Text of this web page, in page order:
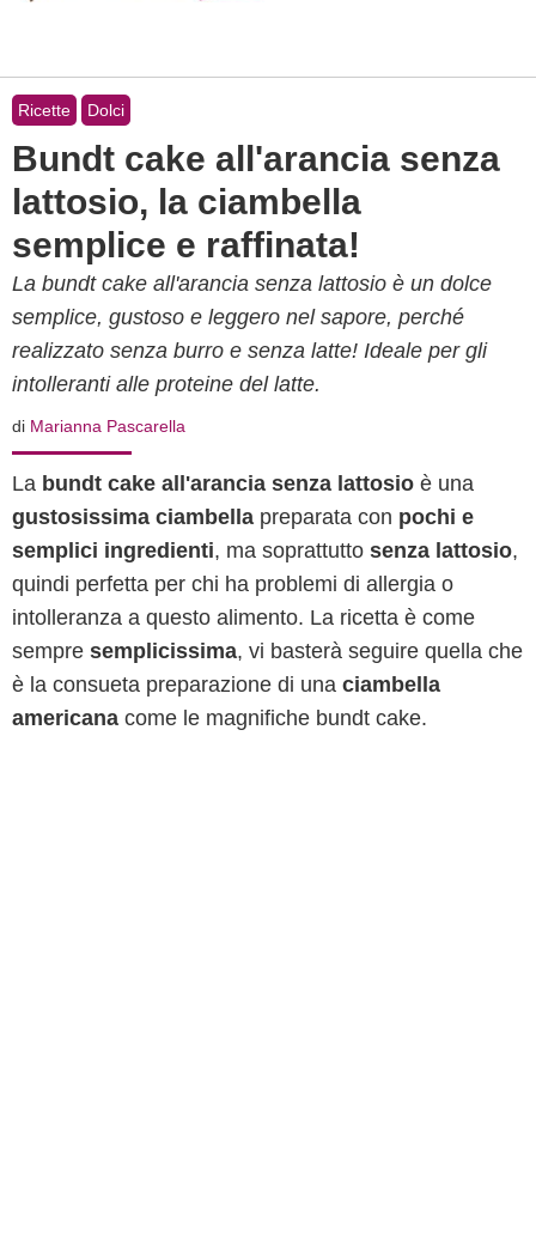
Ricette Dolci
Bundt cake all'arancia senza
lattosio, la ciambella
semplice e raffinata!
La bundt cake all'arancia senza lattosio è un dolce
semplice, gustoso e leggero nel sapore, perché
realizzato senza burro e senza latte! Ideale per gli
intolleranti alle proteine del latte.
di Marianna Pascarella
La bundt cake all'arancia senza lattosio è una
gustosissima ciambella preparata con pochi e
semplici ingredienti, ma soprattutto senza lattosio,
quindi perfetta per chi ha problemi di allergia o
intolleranza a questo alimento. La ricetta è come
sempre semplicissima, vi basterà seguire quella che
è la consueta preparazione di una ciambella
americana come le magnifiche bundt cake.